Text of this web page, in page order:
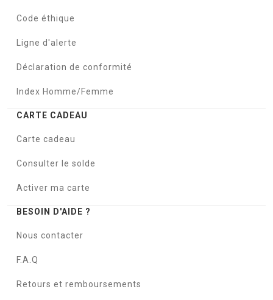
Code éthique
Ligne d'alerte
Déclaration de conformité
Index Homme/Femme
CARTE CADEAU
Carte cadeau
Consulter le solde
Activer ma carte
BESOIN D'AIDE ?
Nous contacter
F.A.Q
Retours et remboursements